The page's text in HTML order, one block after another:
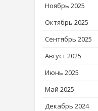
Ноябрь 2025
Октябрь 2025
Сентябрь 2025
Август 2025
Июнь 2025
Май 2025
Декабрь 2024